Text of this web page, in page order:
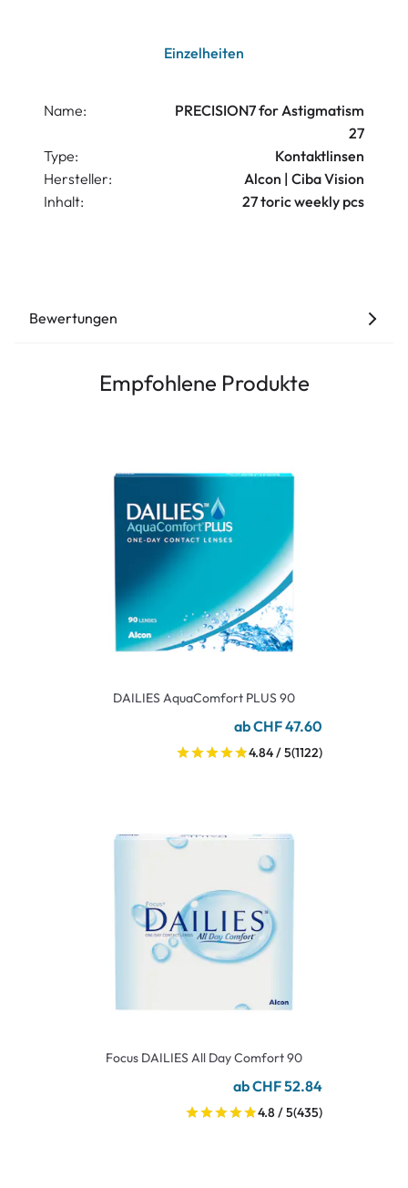
Einzelheiten
Name:
PRECISION7 for Astigmatism
27
Type:
Kontaktlinsen
Hersteller:
Alcon | Ciba Vision
Inhalt:
27 toric weekly pcs
Bewertungen
Empfohlene Produkte
DAILIES AquaComfort PLUS 90
ab CHF 47.60
4.84 / 5(1122)
Focus DAILIES All Day Comfort 90
ab CHF 52.84
4.8 / 5(435)